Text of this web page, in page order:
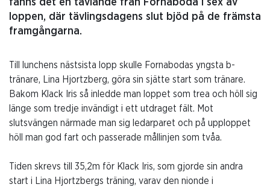
fanns det en tävlande från Fornaboda i sex av
loppen, där tävlingsdagens slut bjöd på de främsta
framgångarna.
Till lunchens nästsista lopp skulle Fornabodas yngsta b-
tränare, Lina Hjortzberg, göra sin sjätte start som tränare.
Bakom Klack Iris så inledde man loppet som trea och höll sig
länge som tredje invändigt i ett utdraget fält. Mot
slutsvängen närmade man sig ledarparet och på upploppet
höll man god fart och passerade mållinjen som tvåa.
Tiden skrevs till 35,2m för Klack Iris, som gjorde sin andra
start i Lina Hjortzbergs träning, varav den nionde i